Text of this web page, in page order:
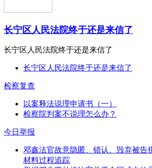
长宁区人民法院终于还是来信了
长宁区人民法院终于还是来信了
长宁区人民法院终于还是来信了
检察复查
以案释法说理申请书（一）
检察院判案不说理怎么办？
今日举报
邓鑫法官故意隐匿、错认、毁弃被告
材料过程追踪